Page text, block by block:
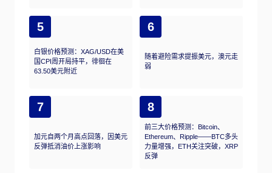
5
白银价格预测：XAG/USD在美
国CPI周开局持平，徘徊在
63.50美元附近
6
随着避险需求提振美元，澳元走
弱
7
加元自两个月高点回落，因美元
反弹抵消油价上涨影响
8
前三大价格预测：Bitcoin、
Ethereum、Ripple——BTC多头
力量增强，ETH关注突破，XRP
反弹